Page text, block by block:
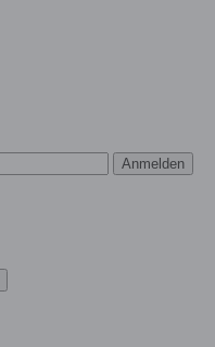
Anmelden